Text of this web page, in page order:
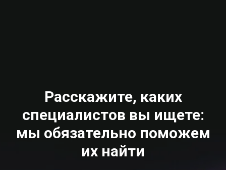
Расскажите, каких
специалистов вы ищете:
мы обязательно поможем
их найти